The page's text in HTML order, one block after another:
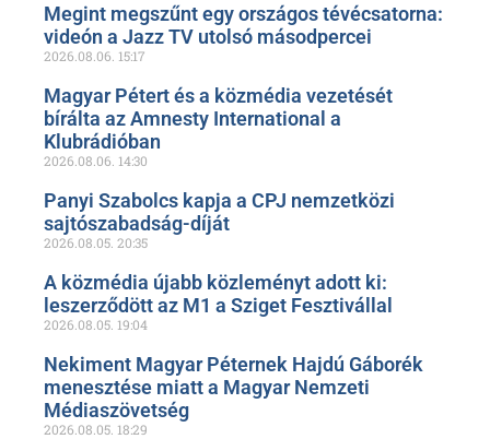
Megint megszűnt egy országos tévécsatorna:
videón a Jazz TV utolsó másodpercei
2026.08.06. 15:17
Magyar Pétert és a közmédia vezetését
bírálta az Amnesty International a
Klubrádióban
2026.08.06. 14:30
Panyi Szabolcs kapja a CPJ nemzetközi
sajtószabadság-díját
2026.08.05. 20:35
A közmédia újabb közleményt adott ki:
leszerződött az M1 a Sziget Fesztivállal
2026.08.05. 19:04
Nekiment Magyar Péternek Hajdú Gáborék
menesztése miatt a Magyar Nemzeti
Médiaszövetség
2026.08.05. 18:29